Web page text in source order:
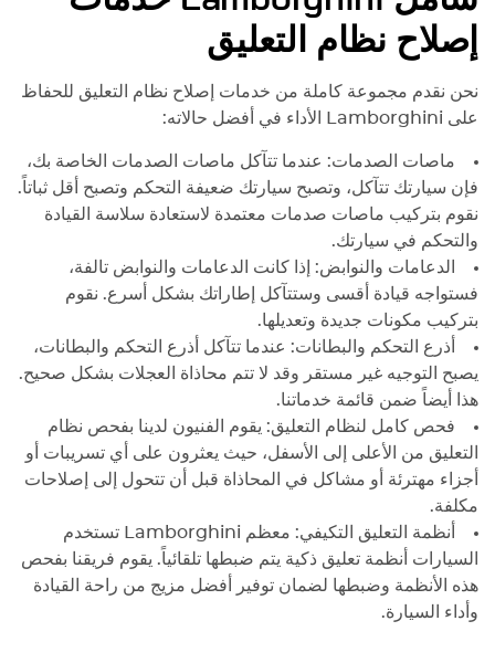
إصلاح نظام التعليق
نحن نقدم مجموعة كاملة من خدمات إصلاح نظام التعليق للحفاظ
على Lamborghini الأداء في أفضل حالاته:
ماصات الصدمات: عندما تتآكل ماصات الصدمات الخاصة بك،
فإن سيارتك تتآكل، وتصبح سيارتك ضعيفة التحكم وتصبح أقل ثباتاً.
نقوم بتركيب ماصات صدمات معتمدة لاستعادة سلاسة القيادة
والتحكم في سيارتك.
الدعامات والنوابض: إذا كانت الدعامات والنوابض تالفة،
فستواجه قيادة أقسى وستتآكل إطاراتك بشكل أسرع. نقوم
بتركيب مكونات جديدة وتعديلها.
أذرع التحكم والبطانات: عندما تتآكل أذرع التحكم والبطانات،
يصبح التوجيه غير مستقر وقد لا تتم محاذاة العجلات بشكل صحيح.
هذا أيضاً ضمن قائمة خدماتنا.
فحص كامل لنظام التعليق: يقوم الفنيون لدينا بفحص نظام
التعليق من الأعلى إلى الأسفل، حيث يعثرون على أي تسريبات أو
أجزاء مهترئة أو مشاكل في المحاذاة قبل أن تتحول إلى إصلاحات
مكلفة.
أنظمة التعليق التكيفي: معظم Lamborghini تستخدم
السيارات أنظمة تعليق ذكية يتم ضبطها تلقائياً. يقوم فريقنا بفحص
هذه الأنظمة وضبطها لضمان توفير أفضل مزيج من راحة القيادة
وأداء السيارة.